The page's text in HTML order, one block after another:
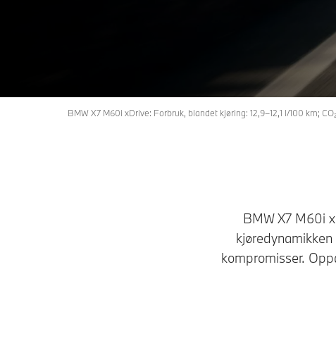
BMW X7 M60i xDrive: Forbruk, blandet kjøring: 12,9–12,1 l/100 km;
BMW X7 M60i
kompromisser.